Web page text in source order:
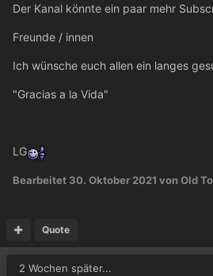
Der Kanal könnte ein paar mehr
Freunde / innen
Ich wünsche euch allen ein langes
"Gracias a la Vida"
LG
Bearbeitet 30. Oktober 2021 von Old
Quote
2 Wochen später...